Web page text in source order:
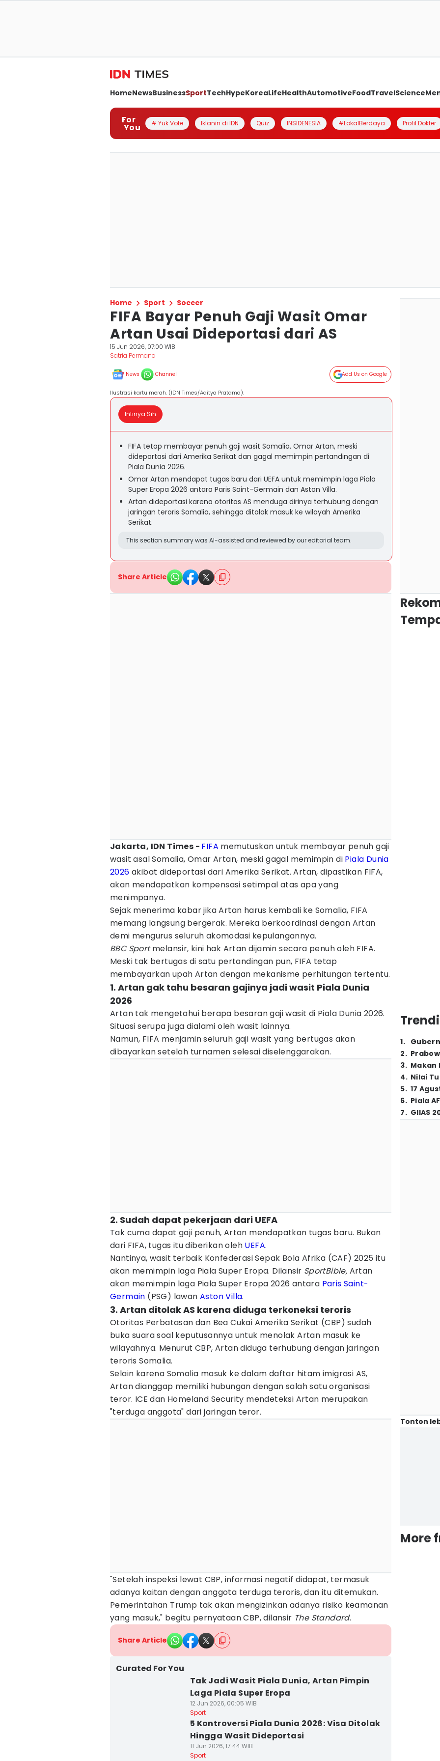
HomeNewsBusinessSportTechHypeKoreaLifeHealthAutomotiveFoodTravelScience
For
You # Yuk Vote Iklanin di IDN Quiz INSIDENESIA #LokalBerdaya Profil Dokter
Home Sport Soccer
FIFA Bayar Penuh Gaji Wasit Omar
Artan Usai Dideportasi dari AS
15 Jun 2026, 07:00 WIB
Satria Permana
News Channel Add Us on Google
Ilustrasi kartu merah. (IDN Times/Aditya Pratama).
Intinya Sih
FIFA tetap membayar penuh gaji wasit Somalia, Omar Artan, meski
dideportasi dari Amerika Serikat dan gagal memimpin pertandingan di
Piala Dunia 2026.
Omar Artan mendapat tugas baru dari UEFA untuk memimpin laga Piala
Super Eropa 2026 antara Paris Saint-Germain dan Aston Villa.
Artan dideportasi karena otoritas AS menduga dirinya terhubung dengan
jaringan teroris Somalia, sehingga ditolak masuk ke wilayah Amerika
Serikat.
This section summary was AI-assisted and reviewed by our editorial team.
Share Article
Jakarta, IDN Times - FIFA memutuskan untuk membayar penuh gaji
wasit asal Somalia, Omar Artan, meski gagal memimpin di Piala Dunia
2026 akibat dideportasi dari Amerika Serikat. Artan, dipastikan FIFA,
akan mendapatkan kompensasi setimpal atas apa yang
menimpanya.
Sejak menerima kabar jika Artan harus kembali ke Somalia, FIFA
memang langsung bergerak. Mereka berkoordinasi dengan Artan
demi mengurus seluruh akomodasi kepulangannya.
BBC Sportmelansir, kini hak Artan dijamin secara penuh oleh FIFA.
Meski tak bertugas di satu pertandingan pun, FIFA tetap
membayarkan upah Artan dengan mekanisme perhitungan tertentu.
1. Artan gak tahu besaran gajinya jadi wasit Piala Dunia
2026
Artan tak mengetahui berapa besaran gaji wasit di Piala Dunia 2026.
Situasi serupa juga dialami oleh wasit lainnya.
Namun, FIFA menjamin seluruh gaji wasit yang bertugas akan
dibayarkan setelah turnamen selesai diselenggarakan.
2. Sudah dapat pekerjaan dari UEFA
Tak cuma dapat gaji penuh, Artan mendapatkan tugas baru. Bukan
dari FIFA, tugas itu diberikan oleh UEFA.
Nantinya, wasit terbaik Konfederasi Sepak Bola Afrika (CAF) 2025 itu
akan memimpin laga Piala Super Eropa. Dilansir SportBible, Artan
akan memimpin laga Piala Super Eropa 2026 antara Paris Saint-
Germain (PSG) lawanAston Villa.
3. Artan ditolak AS karena diduga terkoneksi teroris
Otoritas Perbatasan dan Bea Cukai Amerika Serikat (CBP) sudah
buka suara soal keputusannya untuk menolak Artan masuk ke
wilayahnya. Menurut CBP, Artan diduga terhubung dengan jaringan
teroris Somalia.
Selain karena Somalia masuk ke dalam daftar hitam imigrasi AS,
Artan dianggap memiliki hubungan dengan salah satu organisasi
teror. ICE dan Homeland Security mendeteksi Artan merupakan
"terduga anggota" dari jaringan teror.
"Setelah inspeksi lewat CBP, informasi negatif didapat, termasuk
adanya kaitan dengan anggota terduga teroris, dan itu ditemukan.
Pemerintahan Trump tak akan mengizinkan adanya risiko keamanan
yang masuk," begitu pernyataan CBP, dilansir The Standard.
Share Article
Curated For You
Tak Jadi Wasit Piala Dunia, Artan Pimpin
Laga Piala Super Eropa
12 Jun 2026, 00:05 WIB
Sport
5 Kontroversi Piala Dunia 2026: Visa Ditolak
Hingga Wasit Dideportasi
11 Jun 2026, 17:44 WIB
Sport
1.
2.
3. Makan
4. Nilai
5. 17
6. Piala
7. GIIAS
Tonton
More